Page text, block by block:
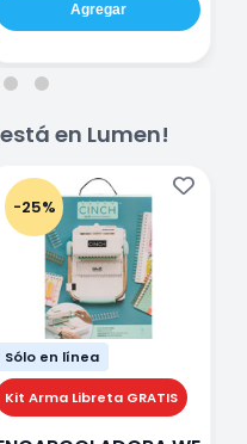
Agregar
en Lumen!
-25%
Sólo en línea
Kit Arma Libreta GRATIS